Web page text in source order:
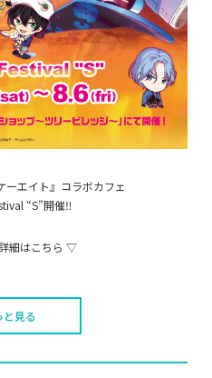
エイト』コラボカフェ
“S”開催‼
細はこちら ▽
と見る